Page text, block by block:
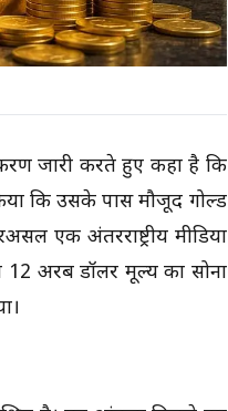
जारी करते हुए कहा है कि
कि उसके पास मौजूद गोल्ड
एक अंतरराष्ट्रीय मीडिया
12 अरब डॉलर मूल्य का सोना